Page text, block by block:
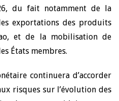
du fait notamment de la
exportations des produits
et de la mobilisation de
États membres.
continuera d’accorder
risques sur l’évolution des